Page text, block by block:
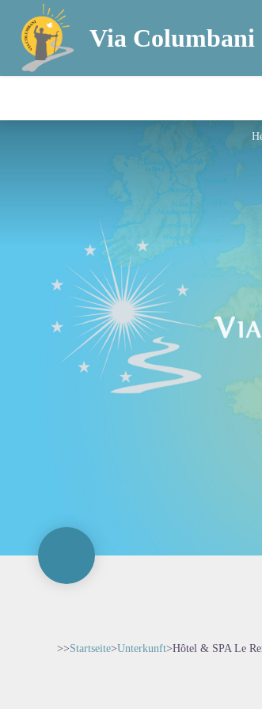
Via Columbani
>>Startseite>Unterkunft>Hôtel & SPA Le